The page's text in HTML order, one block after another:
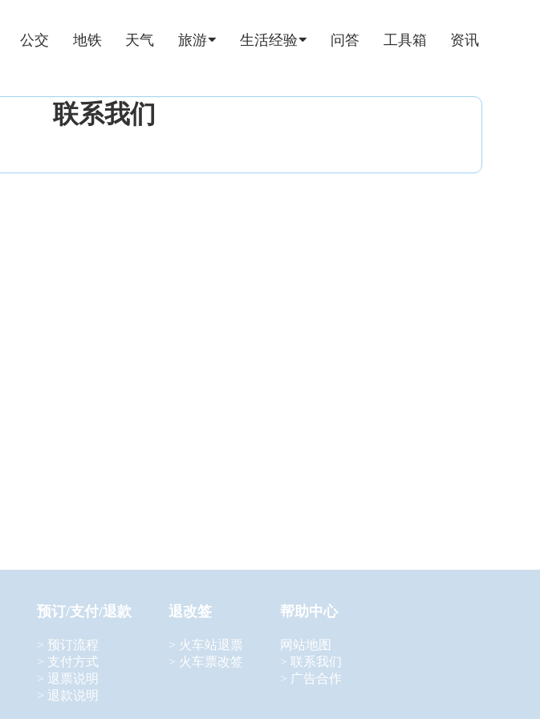
公交 地铁 天气 旅游 生活经验 问答 工具箱 资讯
联系我们
预订/支付/退款
> 预订流程
> 支付方式
> 退票说明
> 退款说明
退改签
> 火车站退票
> 火车票改签
帮助中心
网站地图
> 联系我们
> 广告合作